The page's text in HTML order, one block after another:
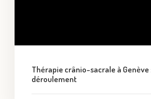
Thérapie crânio-sacrale à Genève
déroulement